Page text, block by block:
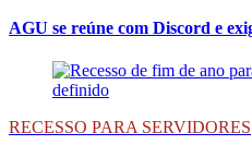
AGU se reúne com Discord e
RECESSO PARA SERVIDORES